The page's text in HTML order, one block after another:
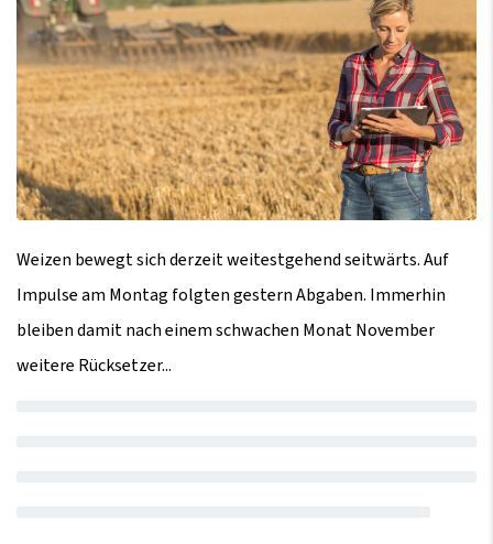
Weizen bewegt sich derzeit weitestgehend seitwärts. Auf
Impulse am Montag folgten gestern Abgaben. Immerhin
bleiben damit nach einem schwachen Monat November
weitere Rücksetzer...